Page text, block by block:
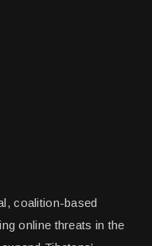
coalition-based
online threats in the